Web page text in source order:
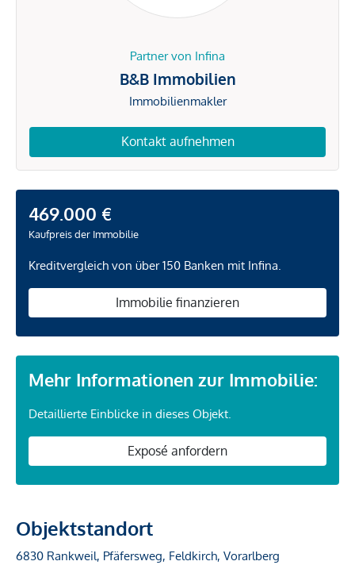
Partner von Infina
B&B Immobilien
Immobilienmakler
Kontakt aufnehmen
469.000 €
Kaufpreis der Immobilie
Kreditvergleich von über 150 Banken mit Infina.
Immobilie finanzieren
Mehr Informationen zur Immobilie:
Detaillierte Einblicke in dieses Objekt.
Exposé anfordern
Objektstandort
6830 Rankweil, Pfäfersweg, Feldkirch, Vorarlberg